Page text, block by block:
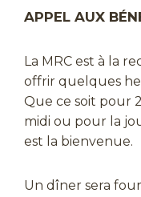
APPEL AUX
La MRC est à la
offrir quelques
Que ce soit pour
midi ou pour la
est la bienvenue.
Un dîner sera